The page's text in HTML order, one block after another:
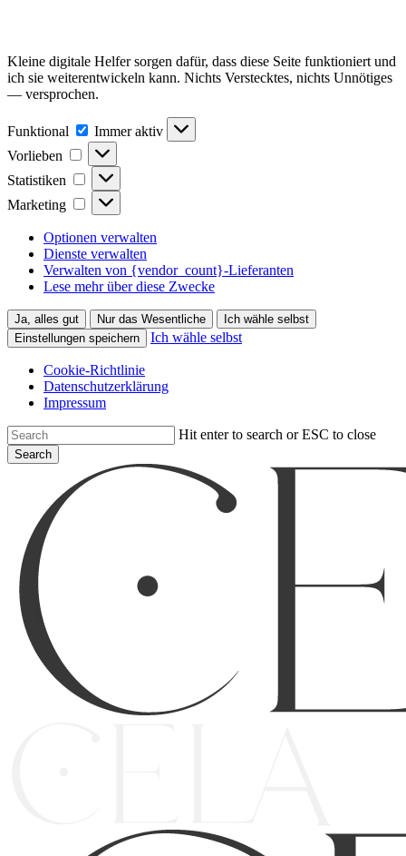
Kleine digitale Helfer sorgen dafür, dass diese Seite funktioniert und
ich sie weiterentwickeln kann. Nichts Verstecktes, nichts Unnötiges
— versprochen.
Funktional Funktional
Immer aktiv
Vorlieben
Vorlieben
Statistiken Statistiken
Marketing Marketing
Optionen verwalten
Dienste verwalten
Verwalten von {vendor_count}-Lieferanten
Lese mehr über diese Zwecke
Ja, alles gut Nur das Wesentliche
Ich wähle selbst
Einstellungen speichern
Ich wähle selbst
Cookie-Richtlinie
Datenschutzerklärung
Impressum
Skip
to
main
Hit enter to search or ESC to close
Search